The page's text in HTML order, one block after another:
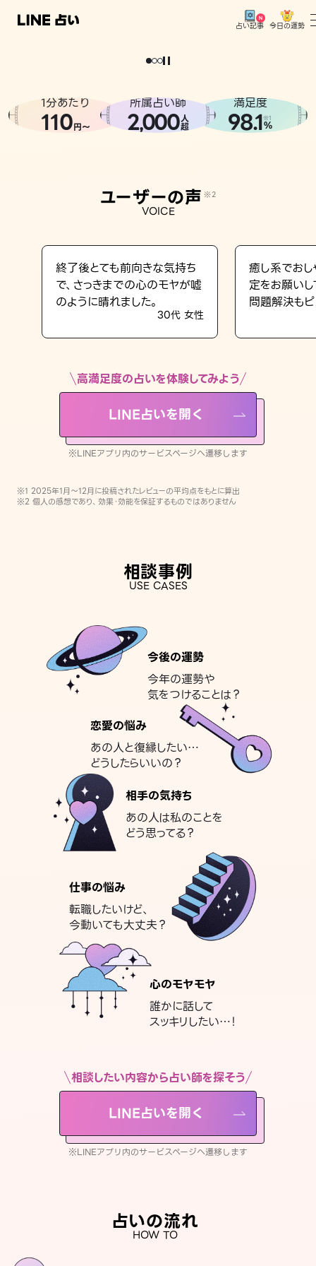
占い記事 今日の運勢
相談事例
LINE占いを開く
※LINEアプリ内のサービスページへ遷移します
どうせなら
。
1分あたり
110円〜
所属占い師
2,000人
超
満足度
98.1※1
%
ユーザーの声 ※2
VOICE
終了後とても前向きな気持ち
で、さっきまでの心のモヤが嘘
のように晴れました。
30代 女性
癒し系でおし
定をお願い
問題解決もピ
高満足度の占いを体験してみよう
LINE占いを開く
※LINEアプリ内のサービスページへ遷移します
※1 2025年1月〜12月に投稿されたレビューの平均点をもとに算出
※2 個人の感想であり、効果・効能を保証するものではありません
相談事例
USE CASES
今後の運勢
今年の運勢や
気をつけることは？
恋愛の悩み
あの人と復縁したい…
どうしたらいいの？
相手の気持ち
あの人は私のことを
どう思ってる？
仕事の悩み
転職したいけど、
今動いても大丈夫？
心のモヤモヤ
誰かに話して
スッキリしたい…！
相談したい内容から占い師を探そう
LINE占いを開く
※LINEアプリ内のサービスページへ遷移します
占いの流れ
HOW TO